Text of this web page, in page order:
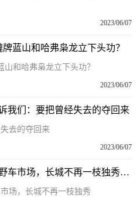
2023/06/07
蓝山和哈弗枭龙立下头功？
和哈弗枭龙立下头功？
2023/06/07
我们：要把曾经失去的夺回来
去的夺回来
2023/06/07
比亚迪方程豹问世：硬派越野车市场，长城不再一枝独秀_每日快看
场，长城不再一枝独秀